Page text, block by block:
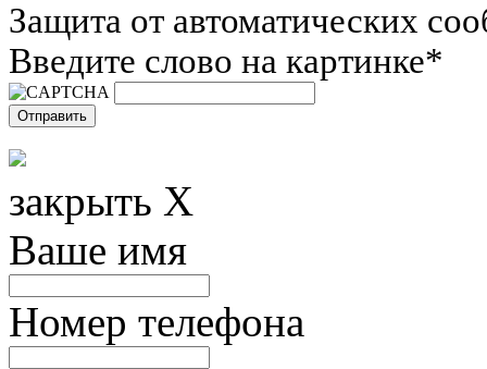
Защита от автоматических
Введите слово на картинке*
закрыть X
Ваше имя
Номер телефона